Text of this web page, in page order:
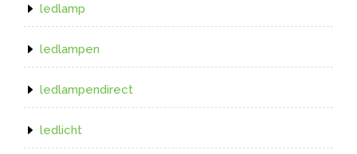
ledlamp
ledlampen
ledlampendirect
ledlicht